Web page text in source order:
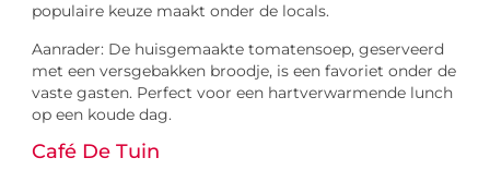
populaire keuze maakt onder de locals.
Aanrader: De huisgemaakte tomatensoep, geserveerd
met een versgebakken broodje, is een favoriet onder de
vaste gasten. Perfect voor een hartverwarmende lunch
op een koude dag.
Café De Tuin